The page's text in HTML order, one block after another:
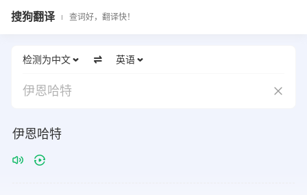
搜狗翻译 查词好，翻译快！
检测为中文 英语
伊恩哈特
伊恩哈特